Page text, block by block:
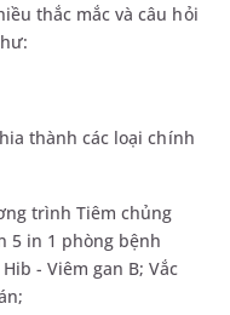
thắc mắc và câu hỏi
thành các loại chính
trình Tiêm chủng
5 in 1 phòng bệnh
- Viêm gan B; Vắc